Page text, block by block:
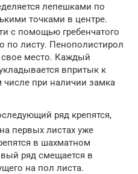
лепешками по
точками в центре.
с помощью гребенчатого
по листу. Пенополистирол
свое место. Каждый
впритык к
при наличии замка
ряд крепятся,
первых листах уже
в шахматном
ряд смещается в
на пол листа.